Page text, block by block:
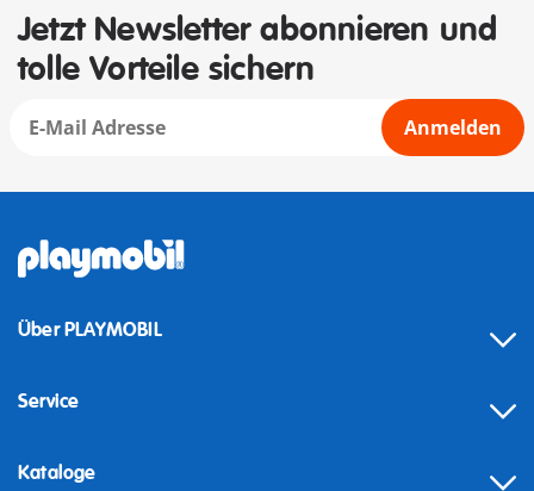
Jetzt Newsletter abonnieren und
tolle Vorteile sichern
Anmelden
Über PLAYMOBIL
Service
Kataloge